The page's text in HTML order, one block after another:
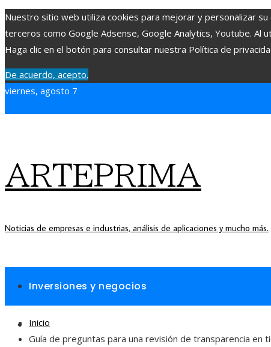
Nuestro sitio web utiliza cookies para mejorar y personalizar
terceros como Google Adsense, Google Analytics, Youtube. Al
Haga clic en el botón para consultar nuestra Política de
De acuerdo, acepto.
viernes, agosto 7
ARTEPRIMA
Noticias de empresas e industrias, análisis de aplicaciones y mucho más.
Inversiones y negocios
Responsabilidad social
Inicio
Guía de preguntas para una revisión de transparencia en